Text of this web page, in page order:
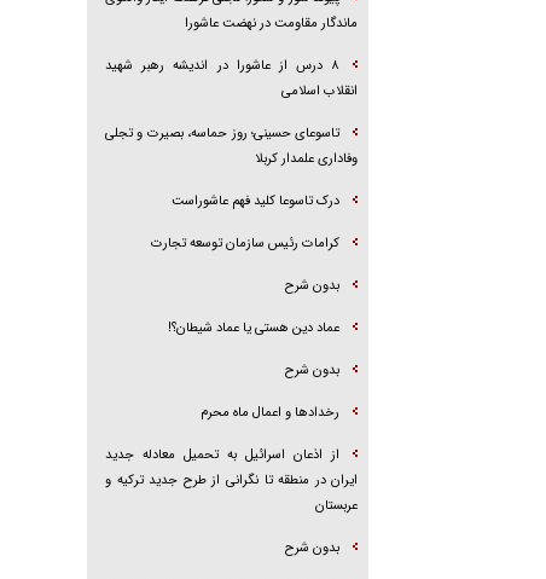
ماندگار مقاومت در نهضت عاشورا
۸ درس از عاشورا در اندیشه رهبر شهید
انقلاب اسلامی
تاسوعای حسینی؛ روز حماسه، بصیرت و تجلی
وفاداری علمدار کربلا
درک تاسوعا کلید فهم عاشوراست
کرامات رئیس سازمان توسعه تجارت
بدون شرح
عماد دین هستی یا عماد شیطان؟!
بدون شرح
رخداد‌ها و اعمال ماه محرم
از اذعان اسرائیل به تحمیل معادله جدید
ایران در منطقه تا نگرانی از طرح جدید ترکیه و
عربستان
بدون شرح